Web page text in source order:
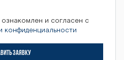
ознакомлен и согласен с
конфиденциальности
ЗАЯВКУ